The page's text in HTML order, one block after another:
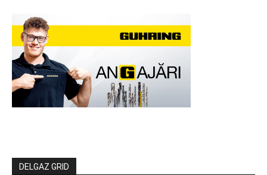
DELGAZ GRID